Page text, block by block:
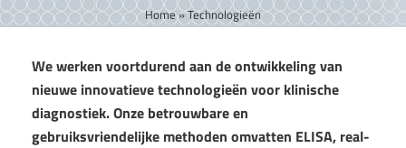
Home»Technologieën
We werken voortdurend aan de ontwikkeling van
nieuwe innovatieve technologieën voor klinische
diagnostiek. Onze betrouwbare en
gebruiksvriendelijke methoden omvatten ELISA, real-